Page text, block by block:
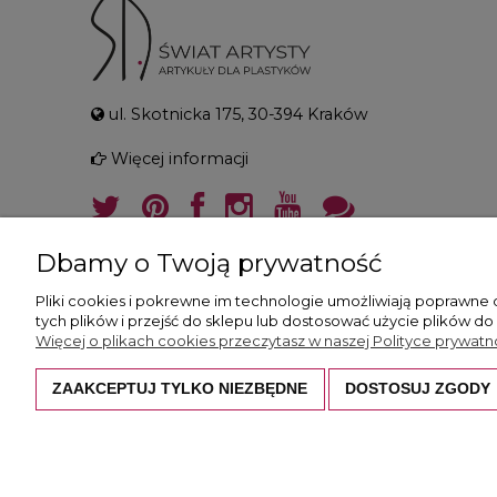
ul. Skotnicka 175, 30-394 Kraków
Więcej informacji
Wszystkie prezentowane zdjęcia i opisy
Dbamy o Twoją prywatność
Pliki cookies i pokrewne im technologie umożliwiają poprawne
tych plików i przejść do sklepu lub dostosować użycie plików
Więcej o plikach cookies przeczytasz w naszej Polityce
ZAAKCEPTUJ TYLKO NIEZBĘDNE DOSTOSUJ ZGODY